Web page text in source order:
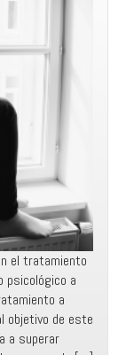
el tratamiento
psicológico a
a
objetivo de este
a superar